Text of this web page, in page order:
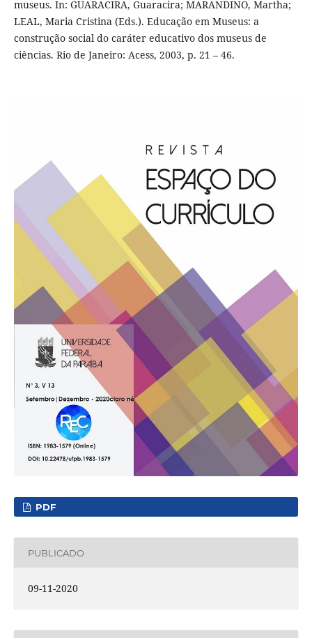
museus. In: GUARACIRA, Guaracira; MARANDINO, Martha;
LEAL, Maria Cristina (Eds.). Educação em Museus: a
construção social do caráter educativo dos museus de
ciências. Rio de Janeiro: Acess, 2003, p. 21 – 46.
PDF
PUBLICADO
09-11-2020